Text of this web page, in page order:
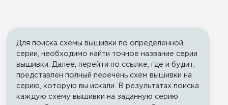
Для поиска схемы вышивки по определенной
серии, необходимо найти точное название серии
вышивки. Далее, перейти по ссылке, где и будит,
представлен полный перечень схем вышивки на
серию, которую вы искали. В результатах поиска
каждую схему вышивки на заданную серию